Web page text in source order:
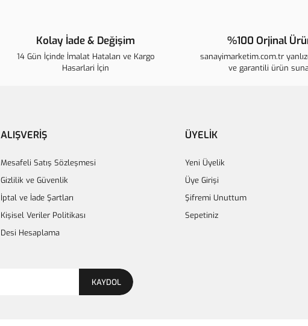
Ürün bilgilerinde hatalar
Ürün fiyatı diğer sitelerden daha
Bu ürüne benzer farklı
Kolay İade & Değişim
14 Gün İçinde İmalat Hataları ve Kargo
Hasarlari İçin
%100 Orjinal
sanayimarketim.com.tr
ve garantili ürün
ALIŞVERİŞ
Mesafeli Satış Sözleşmesi
Gizlilik ve Güvenlik
İptal ve İade Şartları
Kişisel Veriler Politikası
Desi Hesaplama
ÜYELİK
Yeni Üyelik
Üye Girişi
Şifremi Unuttum
Sepetiniz
KAYDOL